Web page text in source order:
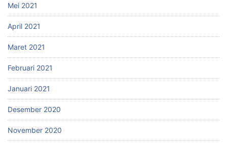
Mei 2021
April 2021
Maret 2021
Februari 2021
Januari 2021
Desember 2020
November 2020